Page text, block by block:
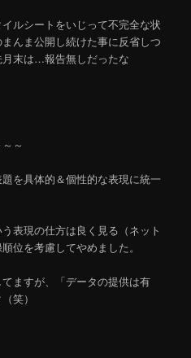
ルシートをいじって不完全な状
んま公開し続けた事に反省しつ
末は…報告無しだったな
～
を具体的＆個性的な表現に統一
の仕方は良く見る（ネット
位を考慮してやめました。
ますが、「データの提供は有
笑）